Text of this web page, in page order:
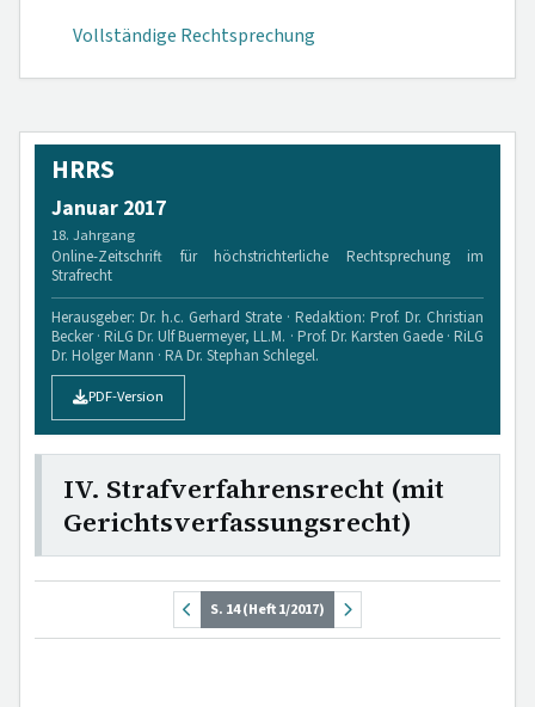
Vollständige Rechtsprechung
HRRS
Januar 2017
18. Jahrgang
Online-Zeitschrift für höchstrichterliche Rechtsprechung im
Strafrecht
Herausgeber: Dr. h.c. Gerhard Strate · Redaktion: Prof. Dr. Christian
Becker · RiLG Dr. Ulf Buermeyer, LL.M. · Prof. Dr. Karsten Gaede · RiLG
Dr. Holger Mann · RA Dr. Stephan Schlegel.
PDF-Version
IV. Strafverfahrensrecht (mit
Gerichtsverfassungsrecht)
S. 14 (Heft 1/2017)